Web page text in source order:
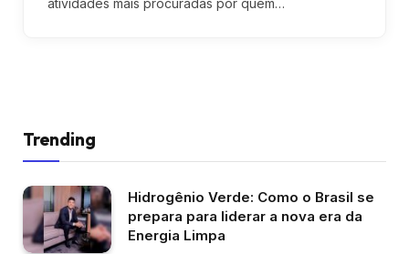
Trending
Hidrogênio Verde: Como o Brasil se
prepara para liderar a nova era da
Energia Limpa